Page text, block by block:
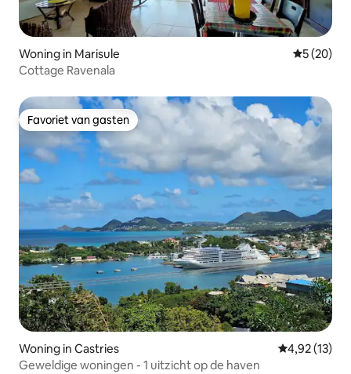
Woning in Marisule
5 (20)
Cottage Ravenala
Favoriet van gasten
Favoriet van gasten
Woning in Castries Gemiddelde
4,92 (13)
Geweldige woningen - 1 uitzicht op de haven